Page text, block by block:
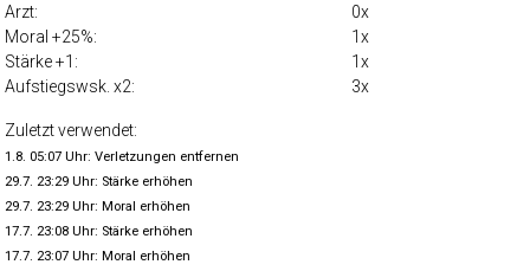
Arzt:
0x
Moral +25%:
1x
Stärke +1:
1x
Aufstiegswsk. x2:
3x
Zuletzt verwendet:
1.8. 05:07 Uhr: Verletzungen entfernen
29.7. 23:29 Uhr: Stärke erhöhen
29.7. 23:29 Uhr: Moral erhöhen
17.7. 23:08 Uhr: Stärke erhöhen
17.7. 23:07 Uhr: Moral erhöhen